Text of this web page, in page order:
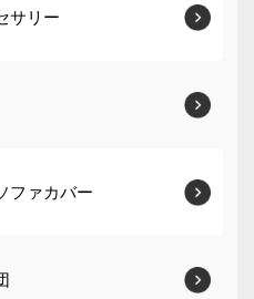
サリー
ファカバー